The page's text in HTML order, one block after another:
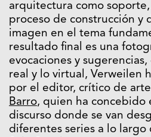
arquitectura como
proceso de construcción y
imagen en el tema
resultado final es una
evocaciones y
real y lo virtual, Verweilen
por el editor, crítico de
Barro, quien ha concebido
discurso donde se van
diferentes series a lo largo